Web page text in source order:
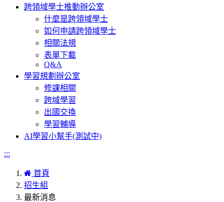
跨領域學士推動辦公室
什麼是跨領域學士
如何申請跨領域學士
相關法規
表單下載
Q&A
學習規劃辦公室
修課相關
跨域學習
出國交換
學習輔導
AI學習小幫手(測試中)
:::
首頁
招生組
最新消息